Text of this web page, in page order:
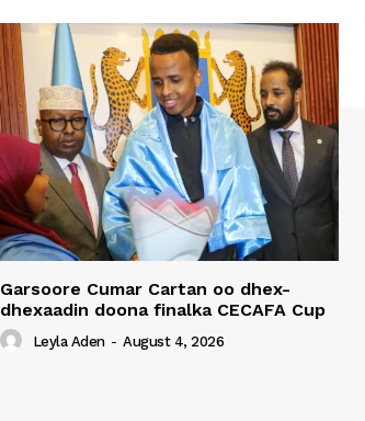
Garsoore Cumar Cartan oo dhex-
dhexaadin doona finalka CECAFA Cup
Leyla Aden - August 4, 2026